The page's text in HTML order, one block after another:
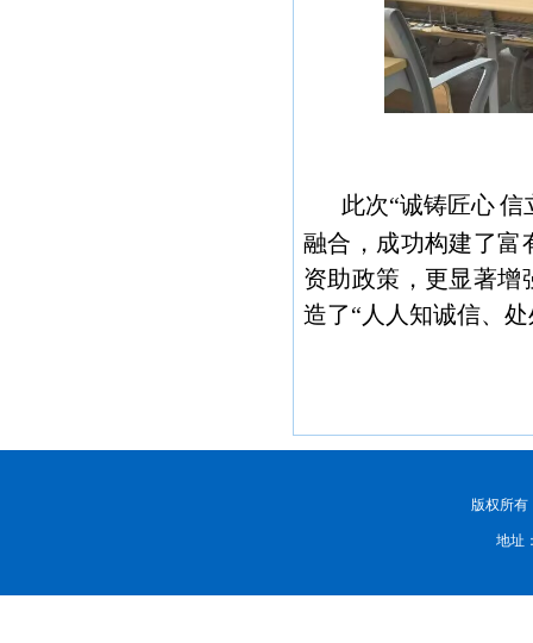
此次“诚铸匠心 信
融合，成功构建了富
资助政策，更显著增
造了“人人知诚信、
版权所有
地址